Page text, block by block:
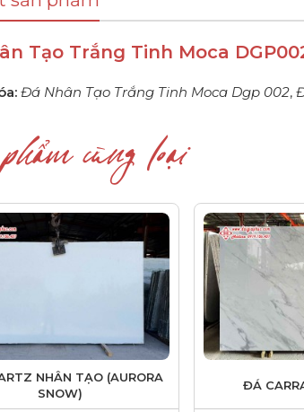
Tạo Trắng Tinh Moca
Đá Nhân Tạo Trắng Tinh Moca Dgp 002,
cùng loại
NHÂN TẠO (AURORA
SNOW)
ĐÁ